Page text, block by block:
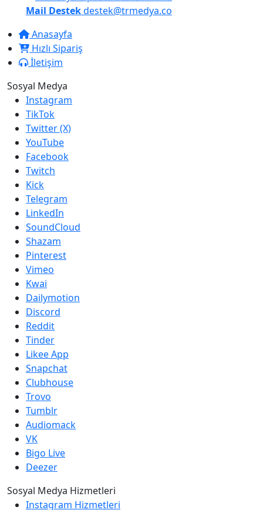
Mail Destekdestek@trmedya.co
Anasayfa
Hızlı Sipariş
İletişim
Sosyal Medya
Instagram
TikTok
Twitter (X)
YouTube
Facebook
Twitch
Kick
Telegram
LinkedIn
SoundCloud
Shazam
Pinterest
Vimeo
Kwai
Dailymotion
Discord
Reddit
Tinder
Likee App
Snapchat
Clubhouse
Trovo
Tumblr
Audiomack
VK
Bigo Live
Deezer
Sosyal Medya Hizmetleri
Instagram Hizmetleri